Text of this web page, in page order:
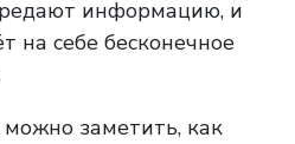
информацию, и
на себе бесконечное
заметить, как